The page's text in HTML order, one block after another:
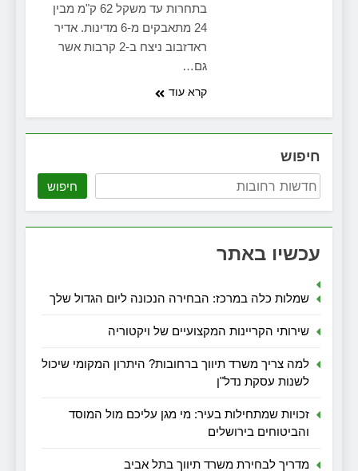
בתחרות עד משקל 62 ק"מ מבין
24 מתאבקים מ-6 מדינות. אדיר
ראדזבוב ניצח ב-2 קרבות אשר
גם…
קרא עוד
חיפוש
חיפוש
עכשיו באתר
שמלות כלה במרכז: הבחירה הנכונה ליום הגדול שלך
שירותי הקריינות המקצועיים של ויקטוריה
למה צריך משרד תיווך ברחובות? היתרון המקומי שיכול
לשנות עסקת נדל"ן
זכויות שמתחילות בעיר: מי מגן עליכם מול המוסד
והביטוחים בירושלים
מדריך לבחירת משרד תיווך בתל אביב